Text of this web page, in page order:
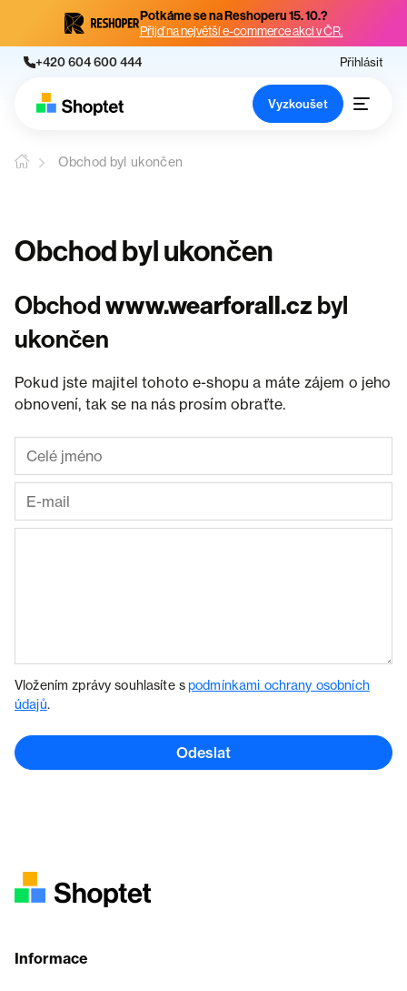
Potkáme se na Reshoperu 15. 10.?
Přijď na největší e-commerce akci v ČR.
+420 604 600 444 Přihlásit
Vyzkoušet
Obchod byl ukončen
Obchod byl ukončen
Obchodwww.wearforall.cz byl
ukončen
Pokud jste majitel tohoto e-shopu a máte zájem o jeho
obnovení, tak se na nás prosím obraťte.
Vložením zprávy souhlasíte spodmínkami ochrany osobních
údajů.
Odeslat
Informace